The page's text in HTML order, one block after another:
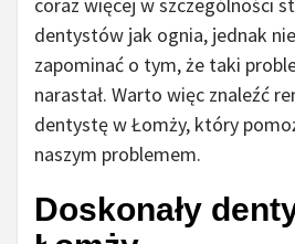
dentystów jak ognia, jednak
zapominać o tym, że taki
narastał. Warto więc znaleźć
dentystę w Łomży, który
naszym problemem.
Doskonały